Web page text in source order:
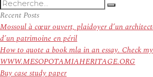
pour
:
Recherche
Recent Posts
Mossoul à cœur ouvert, plaidoyer d’un
d’un patrimoine en péril
How to quote a book mla in an essay. Check
WWW.MESOPOTAMIAHERITAGE.ORG
Buy case study paper